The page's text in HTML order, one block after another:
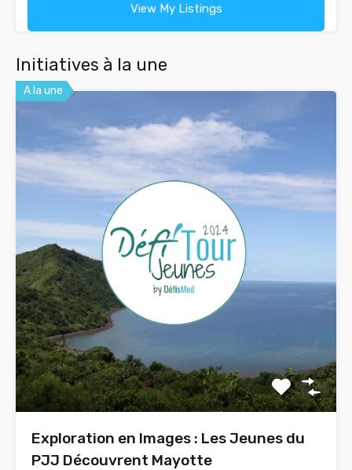
View My Listings
Initiatives à la une
A la une
Exploration en Images : Les Jeunes du
PJJ Découvrent Mayotte